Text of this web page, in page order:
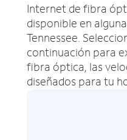
Internet de fibra
disponible en
Tennessee.
continuación para
fibra óptica, las
diseñados para tu